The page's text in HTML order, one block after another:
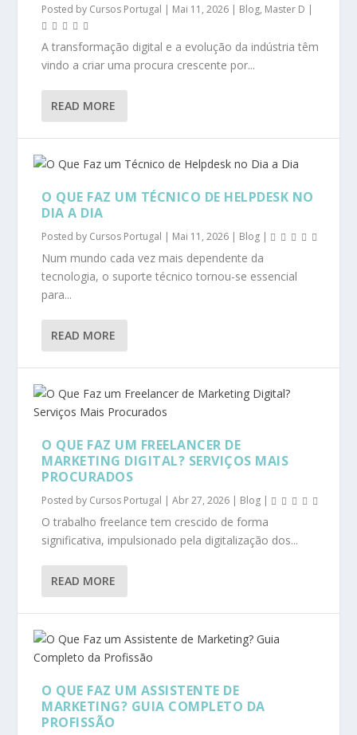
Posted by Cursos Portugal | Mai 11, 2026 | Blog, Master D |
A transformação digital e a evolução da indústria têm
vindo a criar uma procura crescente por...
READ MORE
O QUE FAZ UM TÉCNICO DE HELPDESK NO
DIA A DIA
Posted by Cursos Portugal | Mai 11, 2026 | Blog |
Num mundo cada vez mais dependente da
tecnologia, o suporte técnico tornou-se essencial
para...
READ MORE
O QUE FAZ UM FREELANCER DE
MARKETING DIGITAL? SERVIÇOS MAIS
PROCURADOS
Posted by Cursos Portugal |Abr 27, 2026 | Blog |
O trabalho freelance tem crescido de forma
significativa, impulsionado pela digitalização dos...
READ MORE
O QUE FAZ UM ASSISTENTE DE
MARKETING? GUIA COMPLETO DA
PROFISSÃO